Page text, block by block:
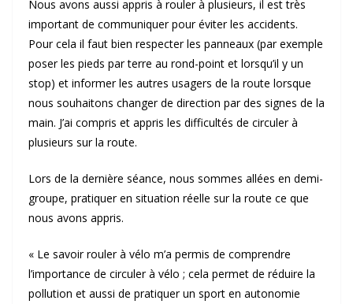
Nous avons aussi appris à rouler à plusieurs, il est très
important de communiquer pour éviter les accidents.
Pour cela il faut bien respecter les panneaux (par exemple
poser les pieds par terre au rond-point et lorsqu’il y un
stop) et informer les autres usagers de la route lorsque
nous souhaitons changer de direction par des signes de la
main. J’ai compris et appris les difficultés de circuler à
plusieurs sur la route.
Lors de la dernière séance, nous sommes allées en demi-
groupe, pratiquer en situation réelle sur la route ce que
nous avons appris.
« Le savoir rouler à vélo m’a permis de comprendre
l’importance de circuler à vélo ; cela permet de réduire la
pollution et aussi de pratiquer un sport en autonomie